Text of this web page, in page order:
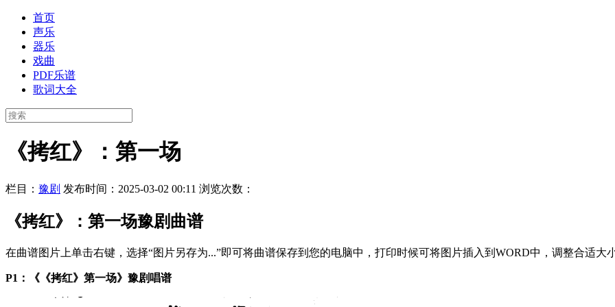
首页
声乐
器乐
戏曲
PDF乐谱
歌词大全
《拷红》：第一场
栏目： 豫剧 发布时间：2025-03-02 00:11 浏览次数：
《拷红》：第一场豫剧曲谱
在曲谱图片上单击右键，选择“图片另存为...”即可将曲谱保存到您的电脑中，打印时候可将图片插入到WORD中，调整合适大
P1：《《拷红》第一场》豫剧唱谱